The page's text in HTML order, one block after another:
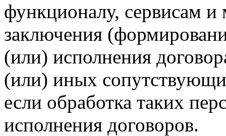
функционалу, сервисам и
заключения
(или) исполнения
(или) иных
если обработка таких
исполнения договоров.